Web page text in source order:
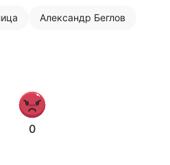
Александр Беглов
0